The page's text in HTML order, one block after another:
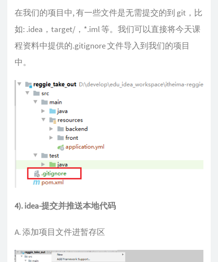
在我们的项目中, 有一些文件是无需提交的到 git，比
如: .idea，target/，*.iml 等。我们可以直接将今天课
程资料中提供的.gitignore 文件导入到我们的项目
中。
4). idea-提交并推送本地代码
A. 添加项目文件进暂存区